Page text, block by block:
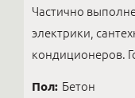
Частично
электрики,
кондиционеров.
Пол: Бетон